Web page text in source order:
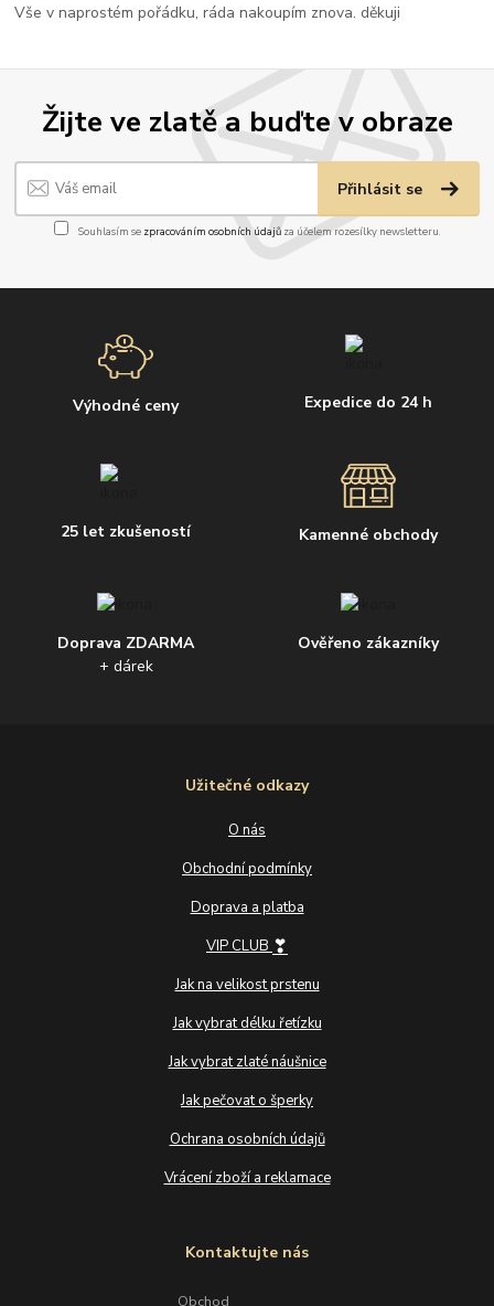
Žijte ve zlatě a buďte v obraze
Přihlásit se
Souhlasím se zpracováním osobních údajůza účelem rozesílky newsletteru.
Výhodné ceny Expedice do 24 h
25 let zkušeností Kamenné obchody
Doprava ZDARMA
+ dárek
Ověřeno zákazníky
Užitečné odkazy
O nás
Obchodní podmínky
Doprava a platba
VIP CLUB ❣
Jak na velikost prstenu
Jak vybrat délku řetízku
Jak vybrat zlaté náušnice
Jak pečovat o šperky
Ochrana osobních údajů
Vrácení zboží a reklamace
Kontaktujte nás
Obchod
Vše v naprostém pořádku, ráda nakoupím znova. děkuji